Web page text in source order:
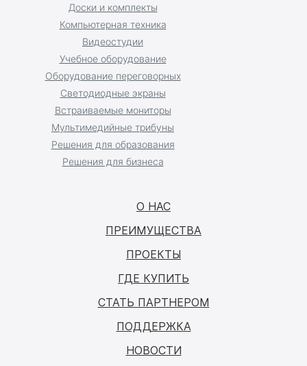
О НАС
ПРЕИМУЩЕСТВА
ПРОЕКТЫ
ГДЕ КУПИТЬ
СТАТЬ ПАРТНЕРОМ
ПОДДЕРЖКА
НОВОСТИ
Доски и комплекты
Оборудование переговорных
Учебное оборудование
Светодиодные экраны
Встраиваемые мониторы
Мультимедийные трибуны
Решения для образования
Решения для бизнеса
Компьютерная техника
Видеостудии